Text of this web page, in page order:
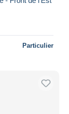
Particulier